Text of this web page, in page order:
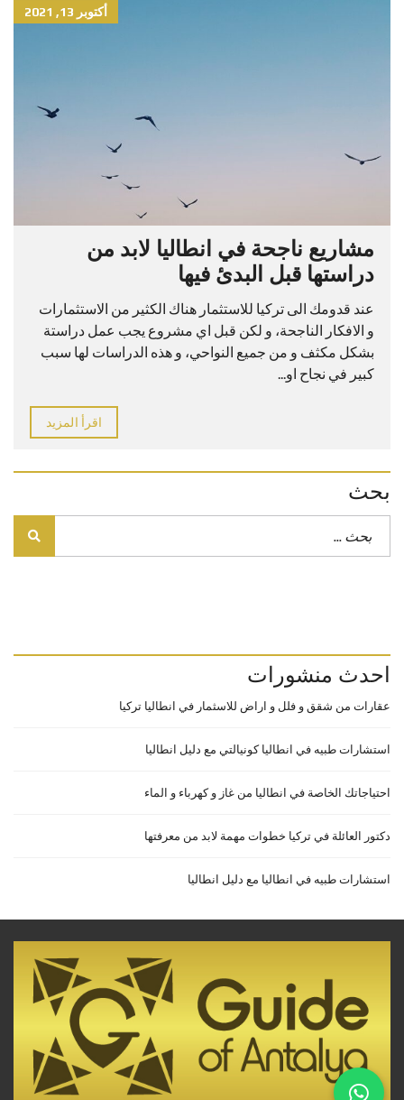
أكتوبر 13, 2021
مشاريع ناجحة في انطاليا لابد من
دراستها قبل البدئ فيها
عند قدومك الى تركيا للاستثمار هناك الكثير من الاستثمارات
و الافكار الناجحة، و لكن قبل اي مشروع يجب عمل دراستة
بشكل مكثف و من جميع النواحي، و هذه الدراسات لها سبب
كبير في نجاح او...
اقرأ المزيد
بحث
احدث منشورات
عقارات من شقق و فلل و اراض للاسثمار في انطاليا تركيا
استشارات طبيه في انطاليا كونيالتي مع دليل انطاليا
احتياجاتك الخاصة في انطاليا من غاز و كهرباء و الماء
دكتور العائلة في تركيا خطوات مهمة لابد من معرفتها
استشارات طبيه في انطاليا مع دليل انطاليا